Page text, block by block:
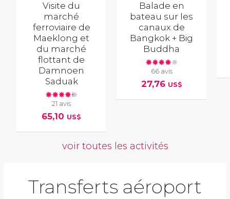
Visite du
marché
ferroviaire de
Maeklong et
du marché
flottant de
Damnoen
Saduak
21 avis
65,10 US$
Balade en
bateau sur les
canaux de
Bangkok + Big
Buddha
66 avis
27,76 US$
voir toutes les activités
Transferts aéroport